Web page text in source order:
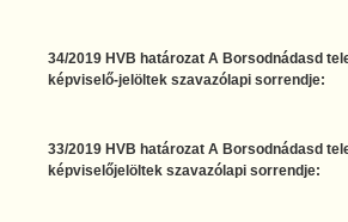
34/2019 HVB határozat A Borsodnádasd
képviselő-jelöltek szavazólapi sorrendje:
33/2019 HVB határozat A Borsodnádasd
képviselőjelöltek szavazólapi sorrendje: